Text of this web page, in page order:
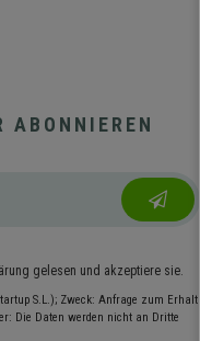
ABONNIEREN
gelesen und akzeptiere sie.
S.L.); Zweck: Anfrage zum Erhalt
Die Daten werden nicht an Dritte